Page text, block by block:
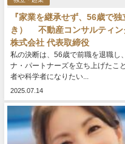
『家業を継承せず、56歳で
き） 不動産コンサルティン
株式会社 代表取締役
私の決断は、56歳で前職を退職し
ナ・パートナーズを立ち上げたこ
者や科学者になりたい...
2025.07.14